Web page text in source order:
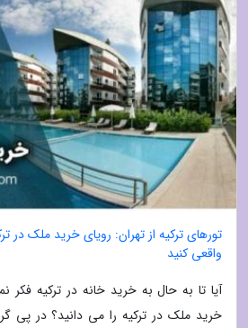
تورهای ترکیه از تهران: رویای خرید ملک در
واقعی کنید
آیا تا به حال به خرید خانه در ترکیه فکر
خرید ملک در ترکیه را می دانید؟ در پی